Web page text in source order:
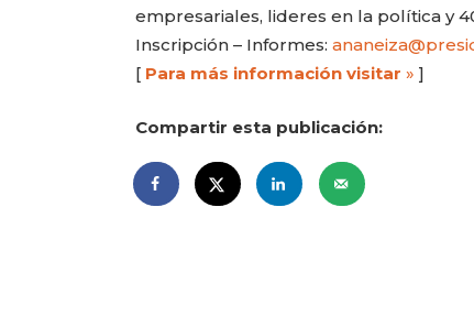
empresariales, lideres en la política y
Inscripción – Informes:
[ Para más información visitar » ]
Compartir esta publicación: